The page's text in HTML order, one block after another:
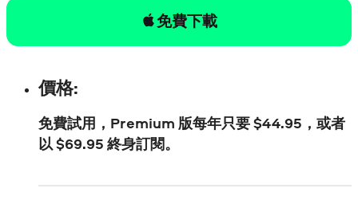
免費下載
價格:
免費試用，Premium 版每年只要$44.95，或者
以$69.95 終身訂閱。